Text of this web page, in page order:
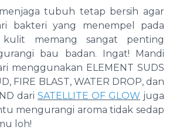
tubuh tetap bersih agar
bakteri yang menempel pada
kulit memang sangat penting
bau badan. Ingat! Mandi
menggunakan ELEMENT SUDS
FIRE BLAST, WATER DROP, dan
dari SATELLITE OF GLOW juga
mengurangi aroma tidak sedap
loh!